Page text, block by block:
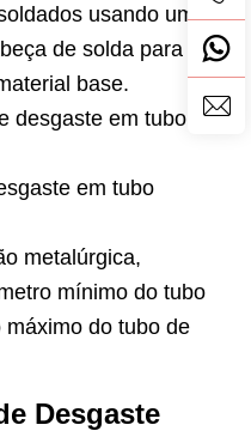
usando uma
de solda para
base.
desgaste em tubo
em tubo
metalúrgica,
mínimo do tubo
do tubo de
Desgaste